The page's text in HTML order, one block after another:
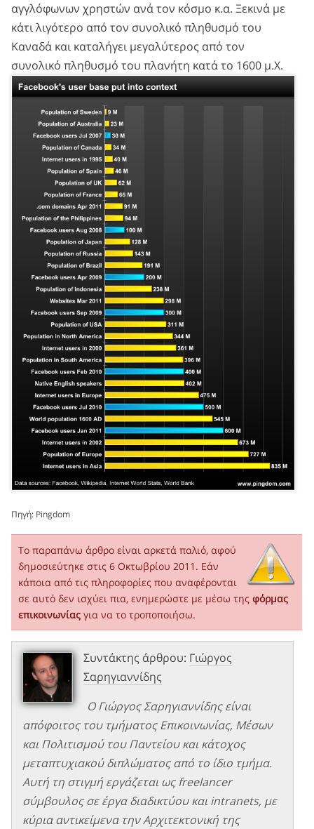
αγγλόφωνων χρηστών ανά τον κόσμο κ.α. Ξεκινά με
κάτι λιγότερο από τον συνολικό πληθυσμό του
Καναδά και καταλήγει μεγαλύτερος από τον
συνολικό πληθυσμό του πλανήτη κατά το 1600 μ.Χ.
Πηγή: Pingdom
Το παραπάνω άρθρο είναι αρκετά παλιό, αφού
δημοσιεύτηκε στις 6 Οκτωβρίου 2011. Εάν
κάποια από τις πληροφορίες που αναφέρονται
σε αυτό δεν ισχύει πια, ενημερώστε με μέσω της φόρμας
επικοινωνίας για να το τροποποιήσω.
Συντάκτης άρθρου: Γιώργος
Σαρηγιαννίδης
Ο Γιώργος Σαρηγιαννίδης είναι
απόφοιτος του τμήματος Επικοινωνίας, Μέσων
και Πολιτισμού του Παντείου και κάτοχος
μεταπτυχιακού διπλώματος από το ίδιο τμήμα.
Αυτή τη στιγμή εργάζεται ως freelancer
σύμβουλος σε έργα διαδικτύου και intranets, με
κύρια αντικείμενα την Αρχιτεκτονική της